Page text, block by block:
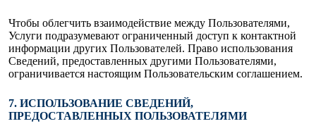
Чтобы облегчить взаимодействие между Пользователями,
Услуги подразумевают ограниченный доступ к контактной
информации других Пользователей. Право использования
Сведений, предоставленных другими Пользователями,
ограничивается настоящим Пользовательским соглашением.
7. ИСПОЛЬЗОВАНИЕ СВЕДЕНИЙ,
ПРЕДОСТАВЛЕННЫХ ПОЛЬЗОВАТЕЛЯМИ